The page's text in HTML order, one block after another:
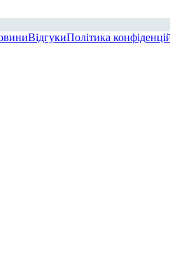
ВідгукиПолітика